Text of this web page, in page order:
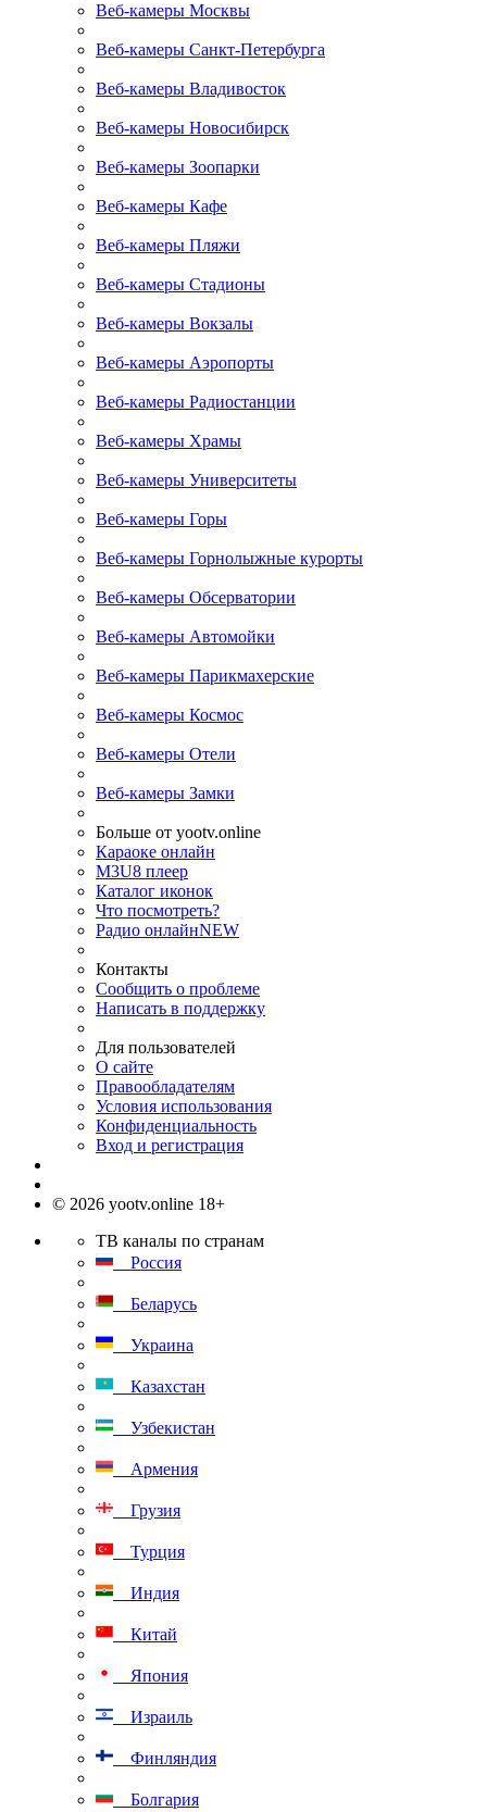
Веб-камеры Москвы
Веб-камеры Санкт-Петербурга
Веб-камеры Владивосток
Веб-камеры Новосибирск
Веб-камеры Зоопарки
Веб-камеры Кафе
Веб-камеры Пляжи
Веб-камеры Стадионы
Веб-камеры Вокзалы
Веб-камеры Аэропорты
Веб-камеры Радиостанции
Веб-камеры Храмы
Веб-камеры Университеты
Веб-камеры Горы
Веб-камеры Горнолыжные курорты
Веб-камеры Обсерватории
Веб-камеры Автомойки
Веб-камеры Парикмахерские
Веб-камеры Космос
Веб-камеры Отели
Веб-камеры Замки
Больше от yootv.online
Караоке онлайн
M3U8 плеер
Каталог иконок
Что посмотреть?
Радио онлайнNEW
Контакты
Сообщить о проблеме
Написать в поддержку
Для пользователей
О сайте
Правообладателям
Условия использования
Конфиденциальность
Вход и регистрация
© 2026 yootv.online 18+
ТВ каналы по странам
Россия
Беларусь
Украина
Казахстан
Узбекистан
Армения
Грузия
Турция
Индия
Китай
Япония
Израиль
Финляндия
Болгария